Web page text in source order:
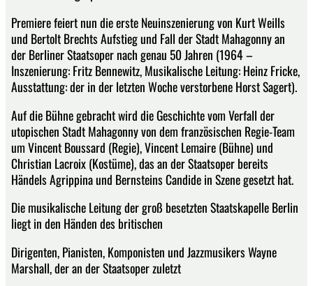
Premiere feiert nun die erste Neuinszenierung von Kurt Weills
und Bertolt Brechts Aufstieg und Fall der Stadt Mahagonny an
der Berliner Staatsoper nach genau 50 Jahren (1964 –
Inszenierung: Fritz Bennewitz, Musikalische Leitung: Heinz Fricke,
Ausstattung: der in der letzten Woche verstorbene Horst Sagert).
Auf die Bühne gebracht wird die Geschichte vom Verfall der
utopischen Stadt Mahagonny von dem französischen Regie-Team
um Vincent Boussard (Regie), Vincent Lemaire (Bühne) und
Christian Lacroix (Kostüme), das an der Staatsoper bereits
Händels Agrippina und Bernsteins Candide in Szene gesetzt hat.
Die musikalische Leitung der groß besetzten Staatskapelle Berlin
liegt in den Händen des britischen
Dirigenten, Pianisten, Komponisten und Jazzmusikers Wayne
Marshall, der an der Staatsoper zuletzt